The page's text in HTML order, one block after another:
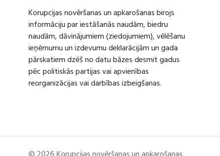
Korupcijas novēršanas un apkarošanas birojs
informāciju par iestāšanās naudām, biedru
naudām, dāvinājumiem (ziedojumiem), vēlēšanu
ieņēmumu un izdevumu deklarācijām un gada
pārskatiem dzēš no datu bāzes desmit gadus
pēc politiskās partijas vai apvienības
reorganizācijas vai darbības izbeigšanas.